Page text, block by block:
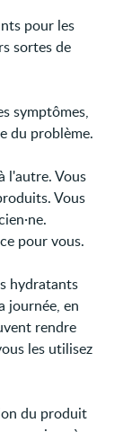
pour les
sortes de
symptômes,
du problème.
l'autre. Vous
Vous
pour vous.
hydratants
journée, en
rendre
les utilisez
du produit